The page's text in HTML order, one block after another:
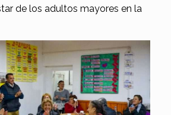
de los adultos mayores en la